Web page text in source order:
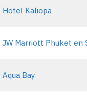
Hotel Kaliopa
JW Marriott Phuket en
Aqua Bay